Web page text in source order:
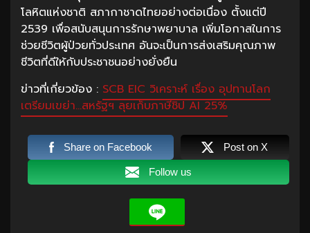
โลหิตแห่งชาติ สภากาชาดไทยอย่างต่อเนื่อง ตั้งแต่ปี
2539 เพื่อสนับสนุนการรักษาพยาบาล เพิ่มโอกาสในการ
ช่วยชีวิตผู้ป่วยทั่วประเทศ อันจะเป็นการส่งเสริมคุณภาพ
ชีวิตที่ดีให้กับประชาชนอย่างยั่งยืน
ข่าวที่เกี่ยวข้อง : SCB EIC วิเคราะห์ เรื่อง อุปทานโลก
เตรียมเขย่า…สหรัฐฯ ลุยเก็บภาษีชิป AI 25%
Share on Facebook Post on X
Follow us